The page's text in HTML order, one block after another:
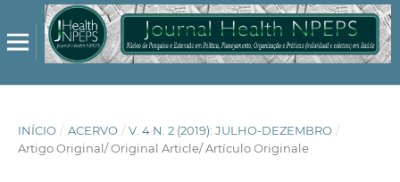
INÍCIO / ACERVO / V. 4 N. 2 (2019): JULHO-DEZEMBRO /
Artigo Original/ Original Article/ Artículo Originale